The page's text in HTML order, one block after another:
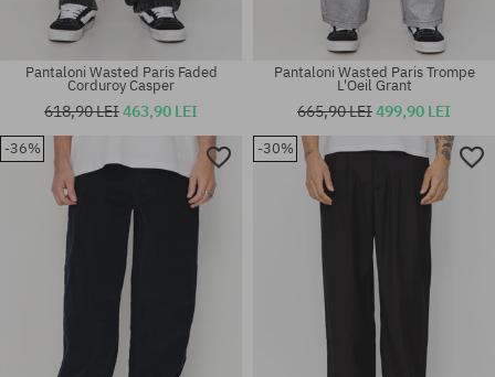
Mărimi existente:
28; 34
Mărimi existente:
28; 30
Pantaloni Wasted Paris Faded
Corduroy Casper
618,90 LEI463,90 LEI
Pantaloni Wasted Paris Trompe
L'Oeil Grant
665,90 LEI499,90 LEI
-36% -30%